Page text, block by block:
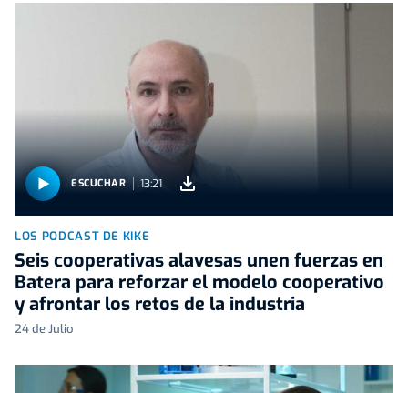
ESCUCHAR 13:21
LOS PODCAST DE KIKE
Seis cooperativas alavesas unen fuerzas en
Batera para reforzar el modelo cooperativo
y afrontar los retos de la industria
24 de Julio